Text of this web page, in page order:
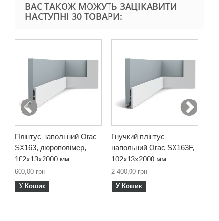
ВАС ТАКОЖ МОЖУТЬ ЗАЦІКАВИТИ
НАСТУПНІ 30 ТОВАРИ:
Плінтус напольний Orac
SX163, дюрополімер,
102х13х2000 мм
600,00 грн
У Кошик
Гнучкий плінтус
напольний Orac SX163F,
102х13х2000 мм
2 400,00 грн
У Кошик